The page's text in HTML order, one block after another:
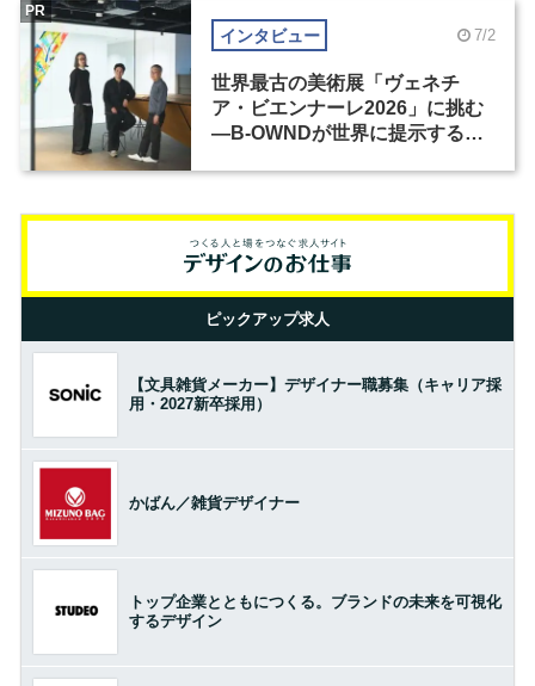
インタビュー 7/2
世界最古の美術展「ヴェネチ
ア・ビエンナーレ2026」に挑む
―B-OWNDが世界に提示する美
PR
ピックアップ求人
【文具雑貨メーカー】デザイナー職募集（キャリア採
用・2027新卒採用）
かばん／雑貨デザイナー
トップ企業とともにつくる。ブランドの未来を可視化
するデザイン